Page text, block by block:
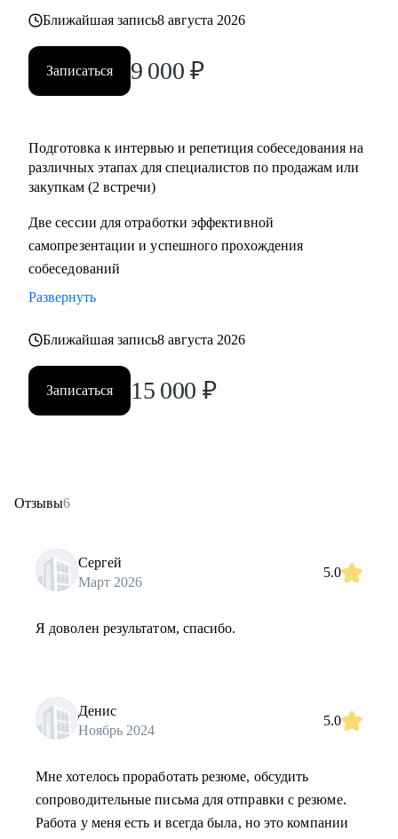
• Помощь в подготовке к прохождению тестирования SHL
Кому могу помочь:
• B2B продажи и закупки (услуги, товары)
• маркетплейсы.
Ближайшая запись8 августа 2026
Записаться 9 000 ₽
Подготовка к интервью и репетиция собеседования на
различных этапах для специалистов по продажам или
закупкам (2 встречи)
Две сессии для отработки эффективной
самопрезентации и успешного прохождения
собеседований
Развернуть
Ближайшая запись8 августа 2026
Записаться 15 000 ₽
Отзывы6
Сергей
Март 2026
5.0
Я доволен результатом, спасибо.
Денис
Ноябрь 2024
5.0
Мне хотелось проработать резюме, обсудить
сопроводительные письма для отправки с резюме.
Работа у меня есть и всегда была, но это компании